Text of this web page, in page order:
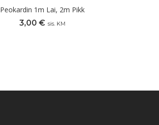
Peokardin 1m Lai, 2m Pikk
3,00 € sis. KM